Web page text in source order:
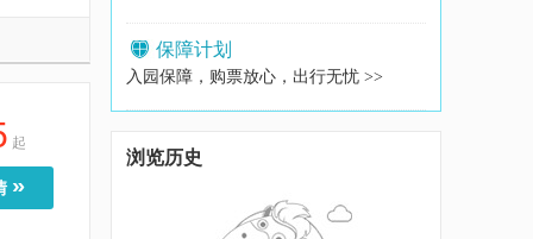
起
»
保障计划
入园保障，购票放心，出行无忧 >>
浏览历史